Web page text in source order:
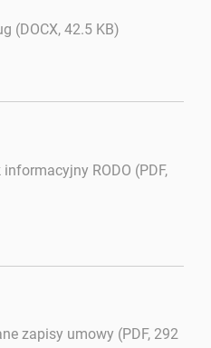
(DOCX, 42.5 KB)
RODO (PDF,
zapisy umowy (PDF, 292